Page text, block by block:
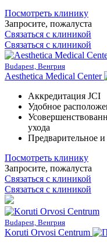
Посмотреть клинику
Запросите, пожалуста
Связаться с клиникой
Связаться с клиникой
Budapest, Венгрия
Aesthetica Medical Center
Аккредитация JCI
Удобное
ухода
Предварительное
Посмотреть клинику
Запросите, пожалуста
Связаться с клиникой
Связаться с клиникой
Budapest, Венгрия
Koruti Orvosi Centrum